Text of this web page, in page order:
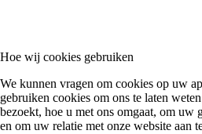
HOTEL
Hoe wij cookies gebruiken
We kunnen vragen om cookies op uw
gebruiken cookies om ons te laten
bezoekt, hoe u met ons omgaat, om uw
en om uw relatie met onze website aan